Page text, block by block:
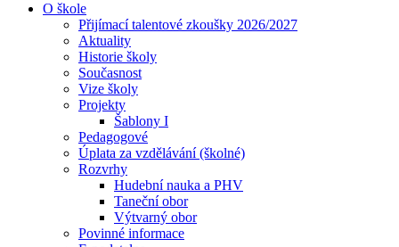
O škole
Přijímací talentové zkoušky 2026/2027
Aktuality
Historie školy
Současnost
Vize školy
Projekty
Šablony I
Pedagogové
Úplata za vzdělávání (školné)
Rozvrhy
Hudební nauka a PHV
Taneční obor
Výtvarný obor
Povinné informace